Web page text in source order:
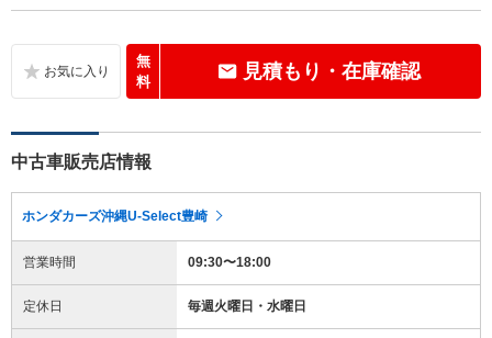
無
料
見積もり・在庫確認
中古車販売店情報
ホンダカーズ沖縄U-Select豊崎
営業時間 09:30〜18:00
定休日 毎週火曜日・水曜日